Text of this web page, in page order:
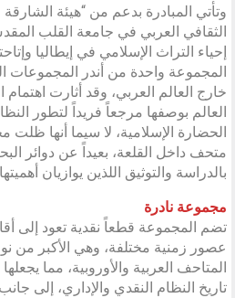
وتأتي المبادرة بدعم من “هيئة الشارقة
الثقافي العربي في جامعة القلب
إحياء التراث الإسلامي في إيطاليا
المجموعة واحدة من أندر المجموعات
خارج العالم العربي، وقد أثارت
العالم بوصفها مرجعاً فريداً لتطور
الحضارة الإسلامية، لا سيما أنها
متحف داخل القلعة، بعيداً عن دوائر
بالدراسة والتوثيق اللذين يوازيان
مجموعة نادرة
تضم المجموعة قطعاً نقدية تعود إلى
عصور زمنية مختلفة، وهي الأكبر من
المتاحف العربية والأوروبية، مما
تاريخ النظام النقدي والإداري، إلى